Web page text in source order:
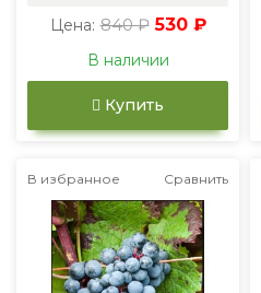
Цена: 840 ₽ 530 ₽
В наличии
Купить
В избранное Сравнить